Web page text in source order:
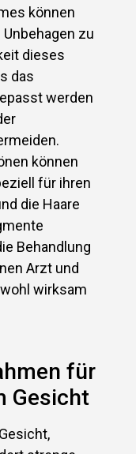
können
zu
dieses
das
werden
können
für ihren
die Haare
Behandlung
Arzt und
wirksam
für
Gesicht